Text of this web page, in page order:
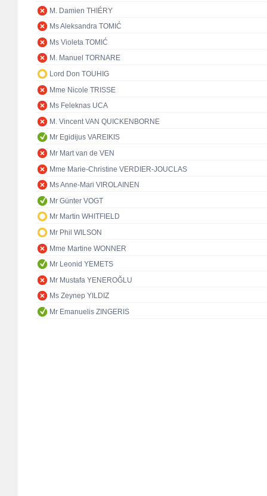
M. Damien THIÉRY
Ms Aleksandra TOMIĆ
Ms Violeta TOMIĆ
M. Manuel TORNARE
Lord Don TOUHIG
Mme Nicole TRISSE
Ms Feleknas UCA
M. Vincent VAN QUICKENBORNE
Mr Egidijus VAREIKIS
Mr Mart van de VEN
Mme Marie-Christine VERDIER-JOUCLAS
Ms Anne-Mari VIROLAINEN
Mr Günter VOGT
Mr Martin WHITFIELD
Mr Phil WILSON
Mme Martine WONNER
Mr Leonid YEMETS
Mr Mustafa YENEROĞLU
Ms Zeynep YILDIZ
Mr Emanuelis ZINGERIS